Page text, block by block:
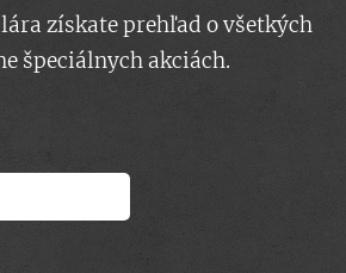
získate prehľad o všetkých
špeciálnych akciách.